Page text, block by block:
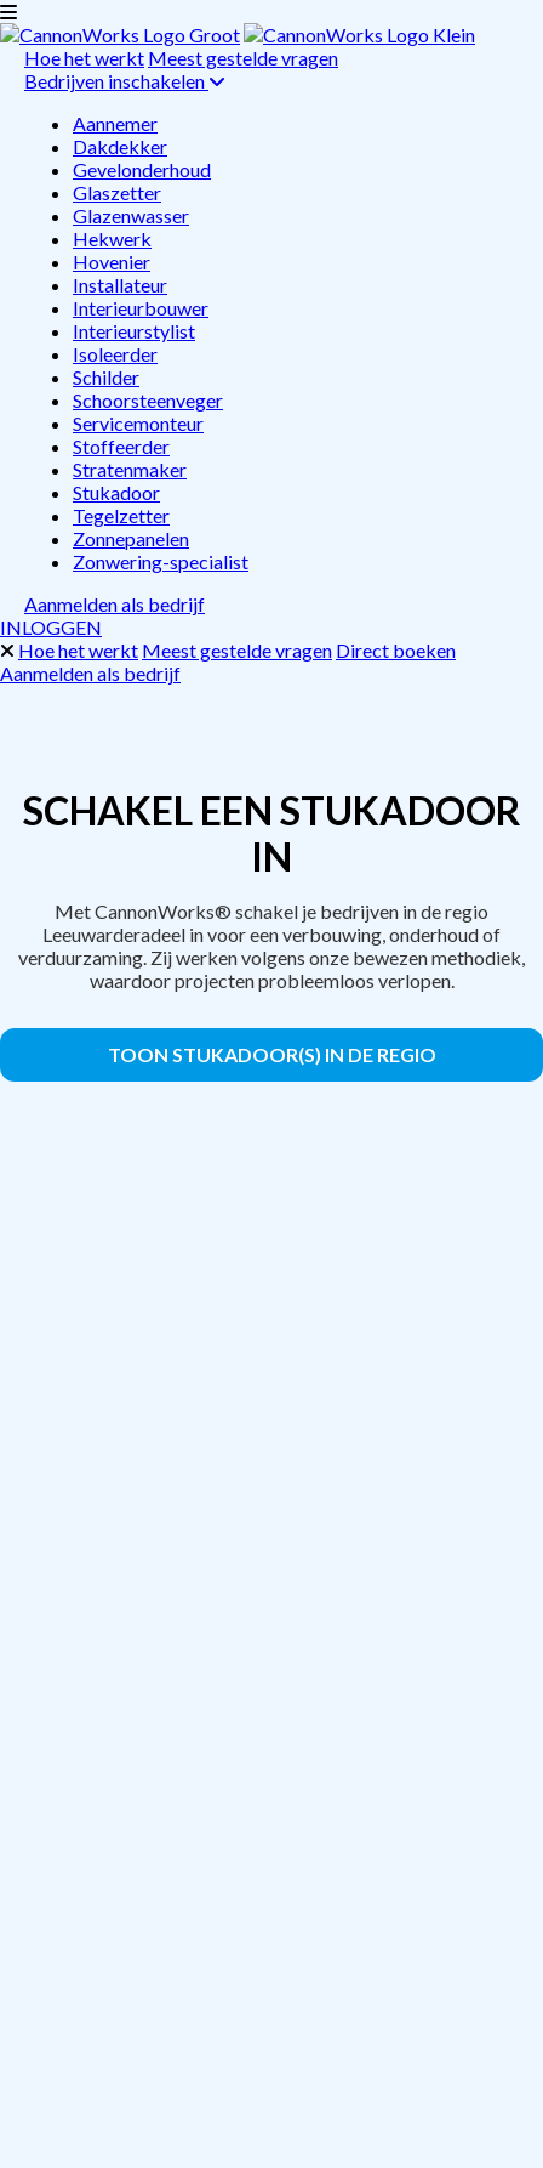
Hoe het werkt Meest gestelde vragen
Bedrijven inschakelen
Aannemer
Dakdekker
Gevelonderhoud
Glaszetter
Glazenwasser
Hekwerk
Hovenier
Installateur
Interieurbouwer
Interieurstylist
Isoleerder
Schilder
Schoorsteenveger
Servicemonteur
Stoffeerder
Stratenmaker
Stukadoor
Tegelzetter
Zonnepanelen
Zonwering-specialist
Aanmelden als bedrijf
INLOGGEN
Hoe het werkt Meest gestelde vragen Direct boeken
Aanmelden als bedrijf
SCHAKEL EEN STUKADOOR
IN
Met CannonWorks® schakel je bedrijven in de regio
Leeuwarderadeel in voor een verbouwing, onderhoud of
verduurzaming. Zij werken volgens onze bewezen methodiek,
waardoor projecten probleemloos verlopen.
TOON STUKADOOR(S) IN DE REGIO